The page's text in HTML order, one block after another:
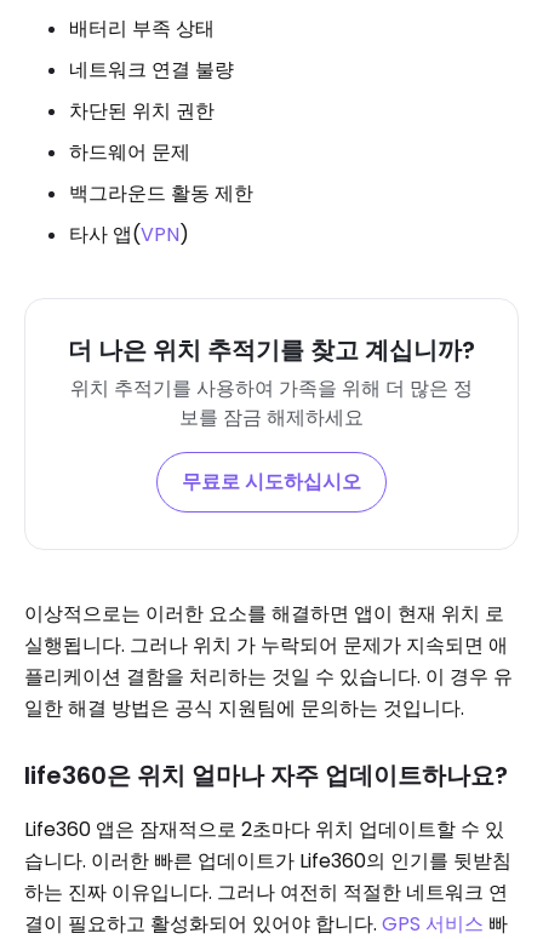
배터리 부족 상태
네트워크 연결 불량
차단된 위치 권한
하드웨어 문제
백그라운드 활동 제한
타사 앱(VPN)
더 나은 위치 추적기를 찾고 계십니까?
위치 추적기를 사용하여 가족을 위해 더 많은 정
보를 잠금 해제하세요
무료로 시도하십시오
이상적으로는 이러한 요소를 해결하면 앱이 현재 위치 로
실행됩니다. 그러나 위치 가 누락되어 문제가 지속되면 애
플리케이션 결함을 처리하는 것일 수 있습니다. 이 경우 유
일한 해결 방법은 공식 지원팀에 문의하는 것입니다.
life360은 위치 얼마나 자주 업데이트하나요?
Life360 앱은 잠재적으로 2초마다 위치 업데이트할 수 있
습니다. 이러한 빠른 업데이트가 Life360의 인기를 뒷받침
하는 진짜 이유입니다. 그러나 여전히 적절한 네트워크 연
결이 필요하고 활성화되어 있어야 합니다. GPS 서비스 빠